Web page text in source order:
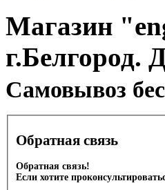
Магазин
г.Белгород.
Cамовывоз
Обратная связь
Обратная связь!
Если хотите